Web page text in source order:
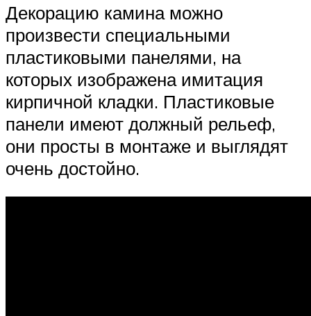
Декорацию камина можно
произвести специальными
пластиковыми панелями, на
которых изображена имитация
кирпичной кладки. Пластиковые
панели имеют должный рельеф,
они просты в монтаже и выглядят
очень достойно.